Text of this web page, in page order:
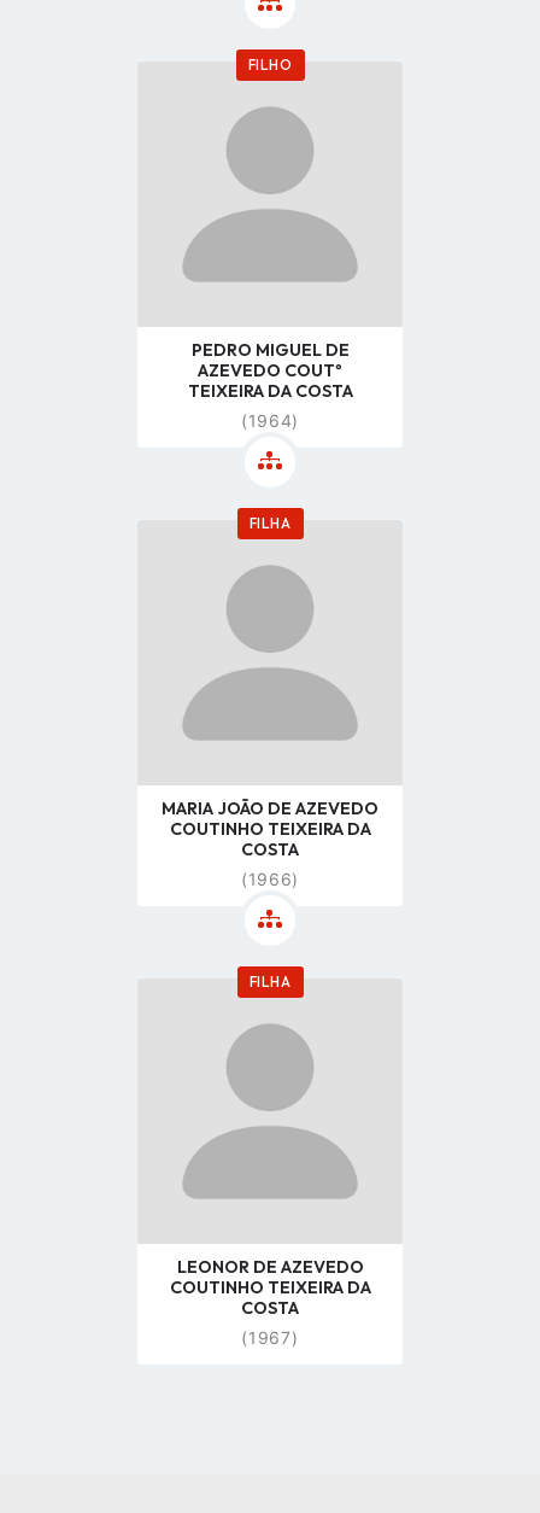
FILHO
Go
profile
page
PEDRO MIGUEL DE
AZEVEDO COUTº
TEIXEIRA DA COSTA
(1964)
FILHA
Go
profile
page
MARIA JOÃO DE AZEVEDO
COUTINHO TEIXEIRA DA
COSTA
(1966)
FILHA
Go
profile
page
LEONOR DE AZEVEDO
COUTINHO TEIXEIRA DA
COSTA
(1967)